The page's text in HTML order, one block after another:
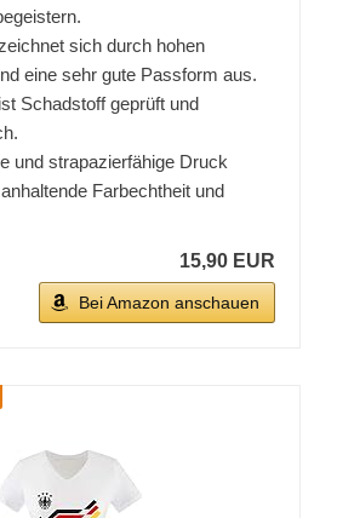
sich durch hohen
eine sehr gute Passform aus.
Schadstoff geprüft und
und strapazierfähige Druck
Farbechtheit und
15,90 EUR
Bei Amazon anschauen